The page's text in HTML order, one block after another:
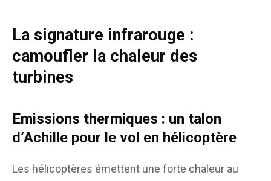
La signature infrarouge :
camoufler la chaleur des
turbines
Emissions thermiques : un talon
d’Achille pour le vol en hélicoptère
Les hélicoptères émettent une forte chaleur au